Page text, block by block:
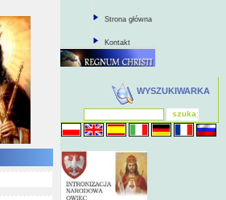
Strona główna
Kontakt
WYSZUKIWARKA